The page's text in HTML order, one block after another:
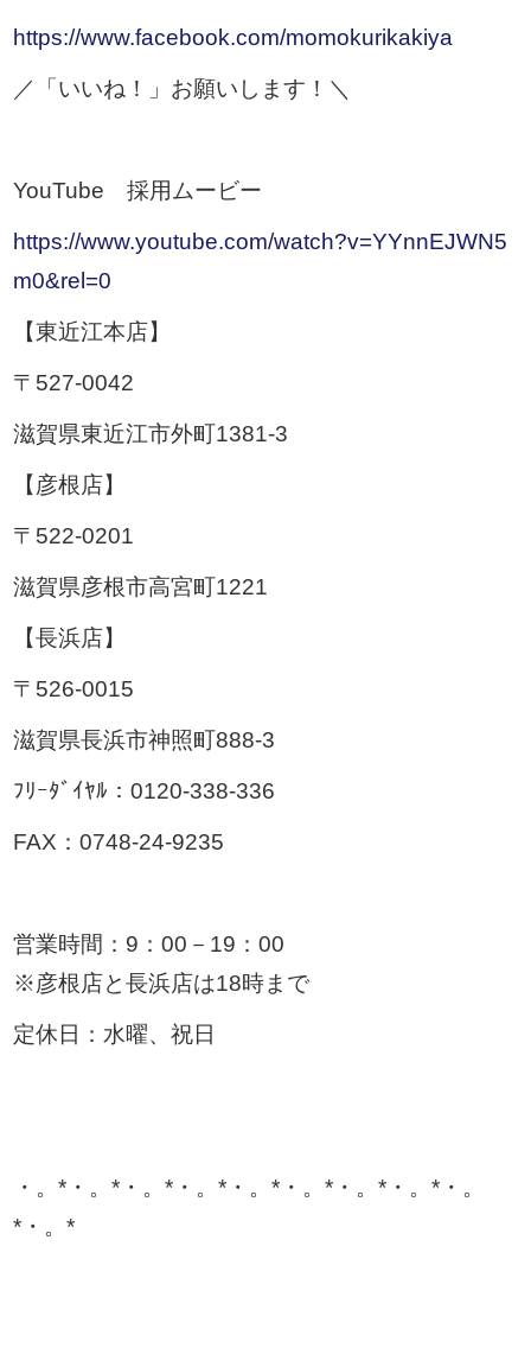
https://www.facebook.com/momokurikakiya
／「いいね！」お願いします！＼
YouTube 採用ムービー
https://www.youtube.com/watch?v=YYnnEJWN5
m0&rel=0
【東近江本店】
〒527-0042
滋賀県東近江市外町1381-3
【彦根店】
〒522-0201
滋賀県彦根市高宮町1221
【長浜店】
〒526-0015
滋賀県長浜市神照町888-3
ﾌﾘｰﾀﾞｲﾔﾙ：0120-338-336
FAX：0748-24-9235
営業時間：9：00－19：00
※彦根店と長浜店は18時まで
定休日：水曜、祝日
・。*・。*・。*・。*・。*・。*・。*・。*・。
*・。*